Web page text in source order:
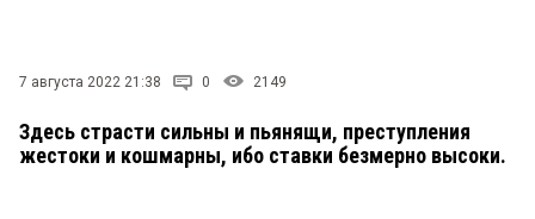
СТИЛЬ ЖИЗНИ
7 августа 2022 21:38 0 2149
Здесь страсти сильны и пьянящи, преступления
жестоки и кошмарны, ибо ставки безмерно высоки.